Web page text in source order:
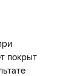
покрыт